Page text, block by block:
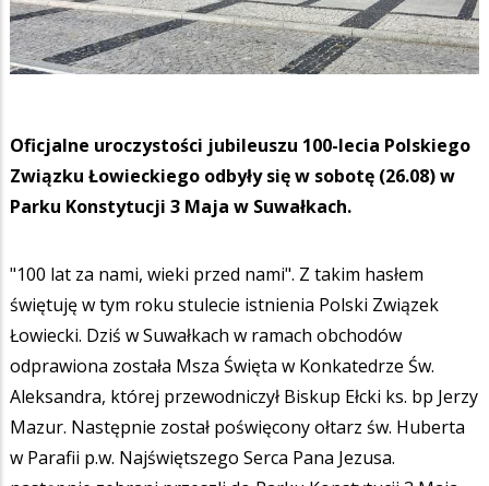
Oficjalne uroczystości jubileuszu 100-lecia Polskiego
Związku Łowieckiego odbyły się w sobotę (26.08) w
Parku Konstytucji 3 Maja w Suwałkach.
"100 lat za nami, wieki przed nami". Z takim hasłem
świętuję w tym roku stulecie istnienia Polski Związek
Łowiecki. Dziś w Suwałkach w ramach obchodów
odprawiona została Msza Święta w Konkatedrze Św.
Aleksandra, której przewodniczył Biskup Ełcki ks. bp Jerzy
Mazur. Następnie został poświęcony ołtarz św. Huberta
w Parafii p.w. Najświętszego Serca Pana Jezusa.